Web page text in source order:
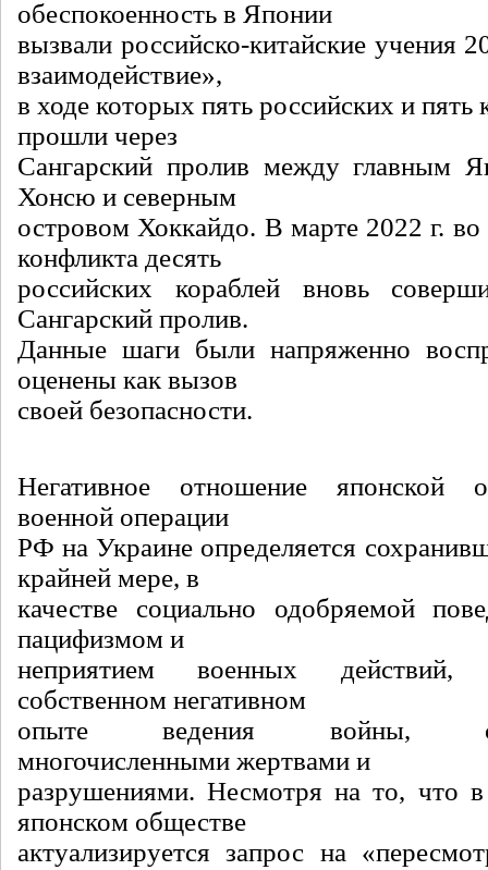
обеспокоенность в Японии
вызвали российско-китайские учения
взаимодействие»,
в ходе которых пять российских и пять
прошли через
Сангарский пролив между главным
Хонсю и северным
островом Хоккайдо. В марте 2022 г. во
конфликта десять
российских кораблей вновь
Сангарский пролив.
Данные шаги были напряженно
оценены как вызов
своей безопасности.
Негативное отношение японской
военной операции
РФ на Украине определяется
крайней мере, в
качестве социально одобряемой
пацифизмом и
неприятием военных
собственном негативном
опыте ведения войны,
многочисленными жертвами и
разрушениями. Несмотря на то, что
японском обществе
актуализируется запрос на